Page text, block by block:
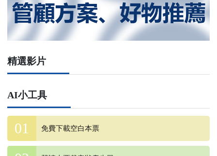
精選影片
AI小工具
免費下載空白本票